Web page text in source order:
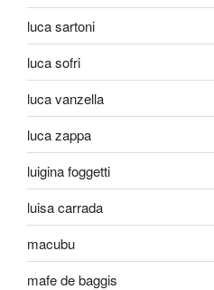
luca sartoni
luca sofri
luca vanzella
luca zappa
luigina foggetti
luisa carrada
macubu
mafe de baggis